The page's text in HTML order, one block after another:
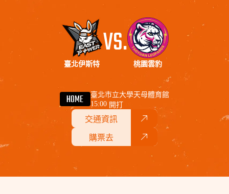
臺北伊斯特
VS.
桃園雲豹
HOME
臺北市立大學天母體育館
15:00 開打
交通資訊
購票去